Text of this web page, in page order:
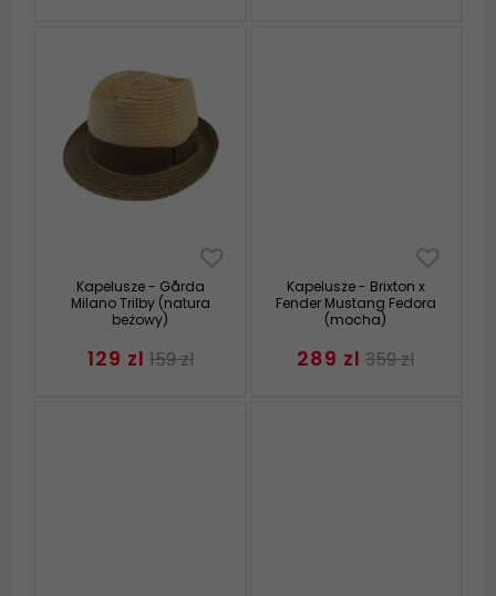
Kapelusze - Gårda
Milano Trilby (natura
beżowy)
129 zl 159 zl
Kapelusze - Brixton x
Fender Mustang Fedora
(mocha)
289 zl 359 zl